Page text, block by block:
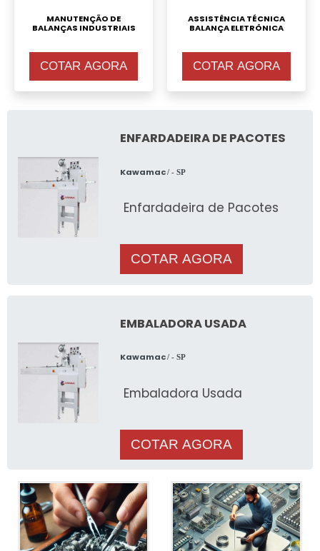
MANUTENÇÃO DE
BALANÇAS INDUSTRIAIS
COTAR AGORA
ASSISTÊNCIA TÉCNICA
BALANÇA ELETRÔNICA
COTAR AGORA
ENFARDADEIRA DE PACOTES
Kawamac/ - SP
Enfardadeira de Pacotes
COTAR AGORA
EMBALADORA USADA
Kawamac/ - SP
Embaladora Usada
COTAR AGORA